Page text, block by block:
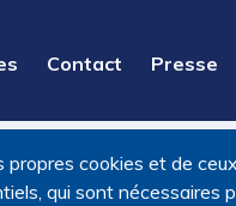
Contact Presse
cookies et de
qui sont nécessaires